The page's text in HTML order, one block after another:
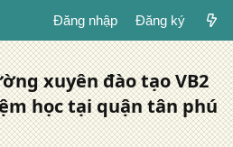
Đăng nhập Đăng ký
xuyên đào tạo VB2
học tại quận tân phú